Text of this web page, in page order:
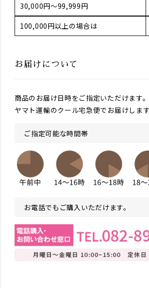
お届けについて
商品のお届け日時をご指定いただけます。
ヤマト運輸のクール宅急便でお届けします
ご指定可能な時間帯
お電話でもご購入いただけます。
30,000円～99,999円
100,000円以上の場合は